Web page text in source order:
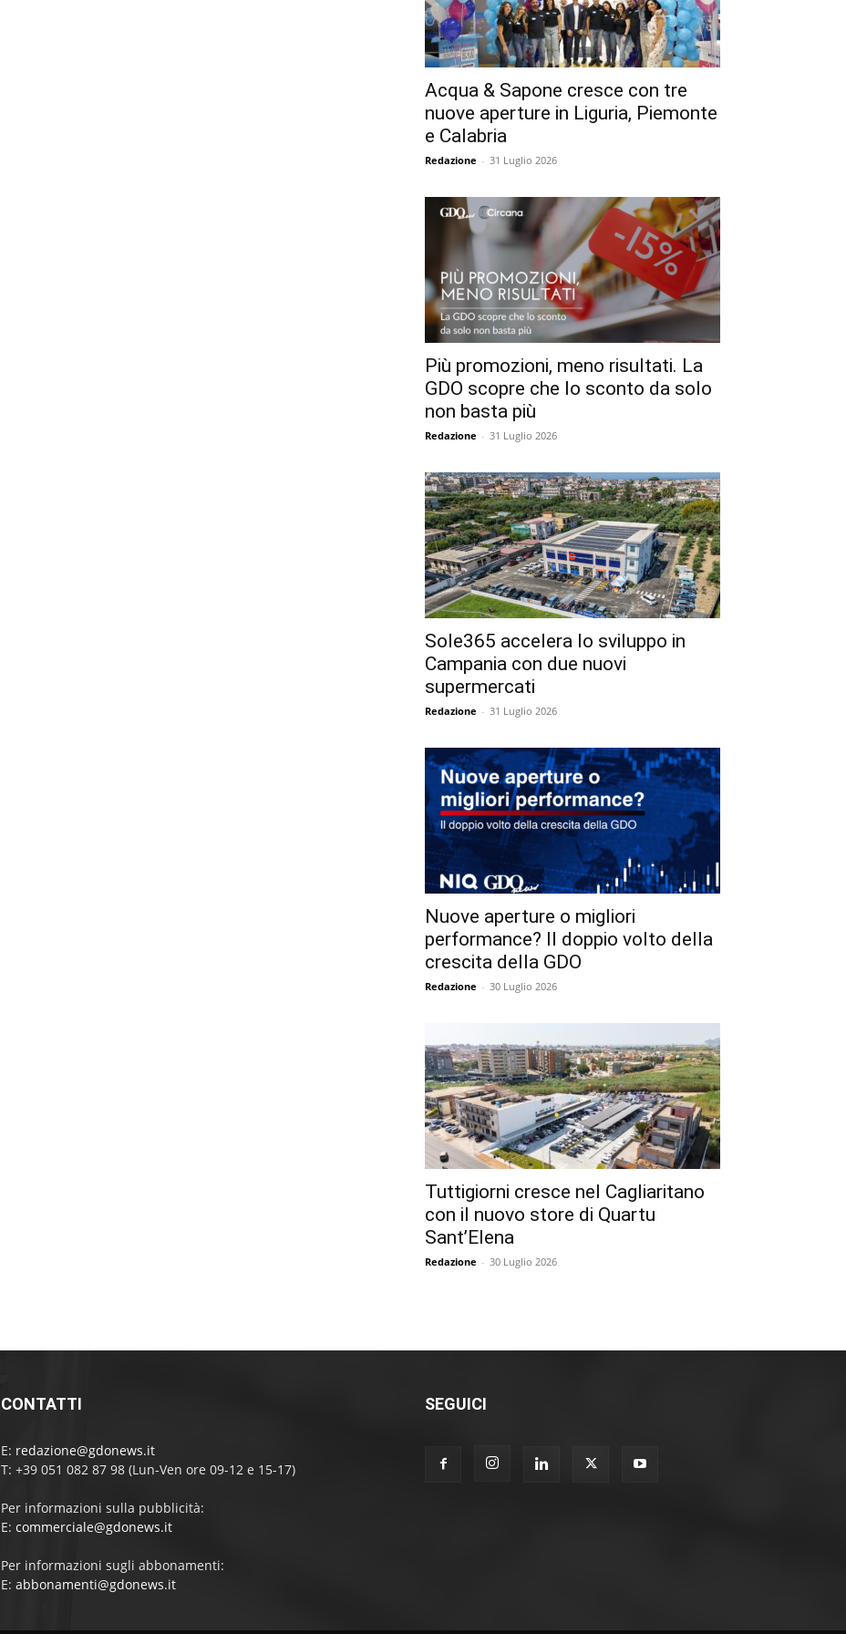
Acqua & Sapone cresce con tre
nuove aperture in Liguria, Piemonte
e Calabria
Redazione - 31 Luglio 2026
Più promozioni, meno risultati. La
GDO scopre che lo sconto da solo
non basta più
Redazione - 31 Luglio 2026
Sole365 accelera lo sviluppo in
Campania con due nuovi
supermercati
Redazione - 31 Luglio 2026
Nuove aperture o migliori
performance? Il doppio volto della
crescita della GDO
Redazione - 30 Luglio 2026
Tuttigiorni cresce nel Cagliaritano
con il nuovo store di Quartu
Sant’Elena
Redazione - 30 Luglio 2026
CONTATTI
E: redazione@gdonews.it
T: +39 051 082 87 98 (Lun-Ven ore 09-12 e 15-17)
Per informazioni sulla pubblicità:
E: commerciale@gdonews.it
Per informazioni sugli abbonamenti:
E: abbonamenti@gdonews.it
SEGUICI